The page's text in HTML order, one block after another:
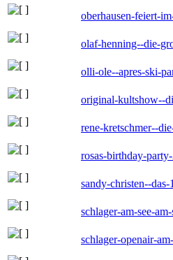
oberhausen-feiert-
olaf-henning--die-
olli-ole--apres-ski-
original-kultshow--
rene-kretschmer--
rosas-birthday-
sandy-christen--
schlager-am-see-
schlager-openair-